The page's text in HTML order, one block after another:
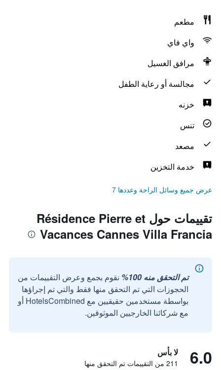
مطعم
واي فاي
مرافق الغسيل
مجالسة أو رعاية الطفل
خزنه
تنس
مصعد
خدمة التخزين
عرض جميع وسائل الراحة وعددها 7
تقييمات حول Résidence Pierre et
Vacances Cannes Villa Francia
تم التحقق منه 100%
نقوم بجمع وعرض التقييمات من
الحجوزات التي تم التحقق منها فقط والتي تم إجراؤها
بواسطة مستخدمين حقيقيين مع HotelsCombined أو
مع شركائنا الخارجيين الموثوقين.
6.0 لا بأس
211 من التقييمات تم التحقق منها